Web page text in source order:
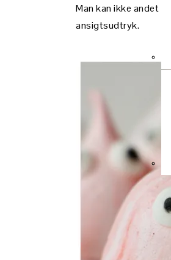
Man kan ikke andet
ansigtsudtryk.